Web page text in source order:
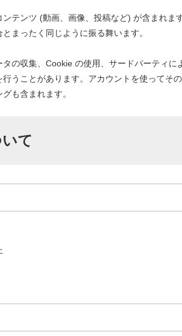
テンツ (動画、画像、投稿など) が含まれま
まったく同じように振る舞います。
の収集、Cookie の使用、サードパーティ
うことがあります。アカウントを使ってそ
も含まれます。
て